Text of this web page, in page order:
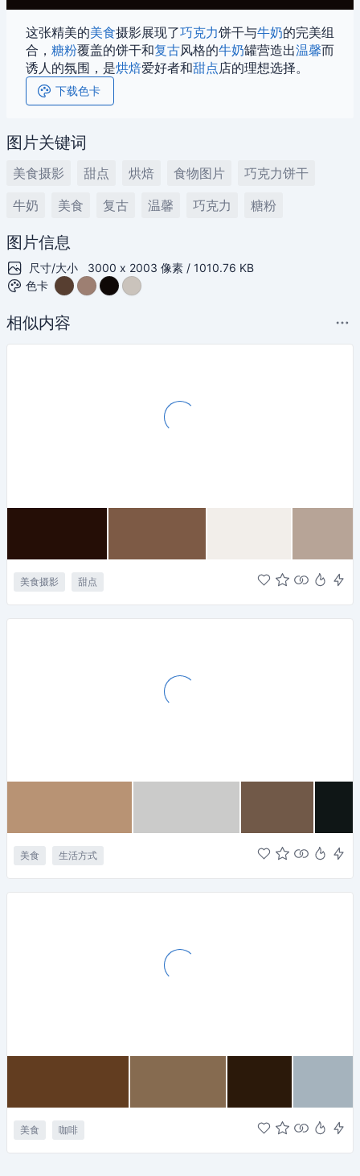
这张精美的美食摄影展现了巧克力饼干与牛奶的完美组
合， 糖粉覆盖的饼干和复古风格的牛奶罐营造出温馨而
诱人的氛围，是烘焙爱好者和甜点店的理想选择。
下载色卡
图片关键词
美食摄影 甜点 烘焙 食物图片
巧克力饼干
牛奶
美食 复古 温馨 巧克力 糖粉
图片信息
尺寸/大小
3000 x 2003 像素 / 1010.76 KB
色卡
相似内容
美食摄影 甜点
美食 生活方式
美食 咖啡